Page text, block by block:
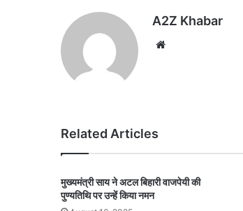
A2Z Khabar
Related Articles
मुख्यमंत्री साय ने अटल बिहारी वाजपेयी की
पुण्यतिथि पर उन्हें किया नमन